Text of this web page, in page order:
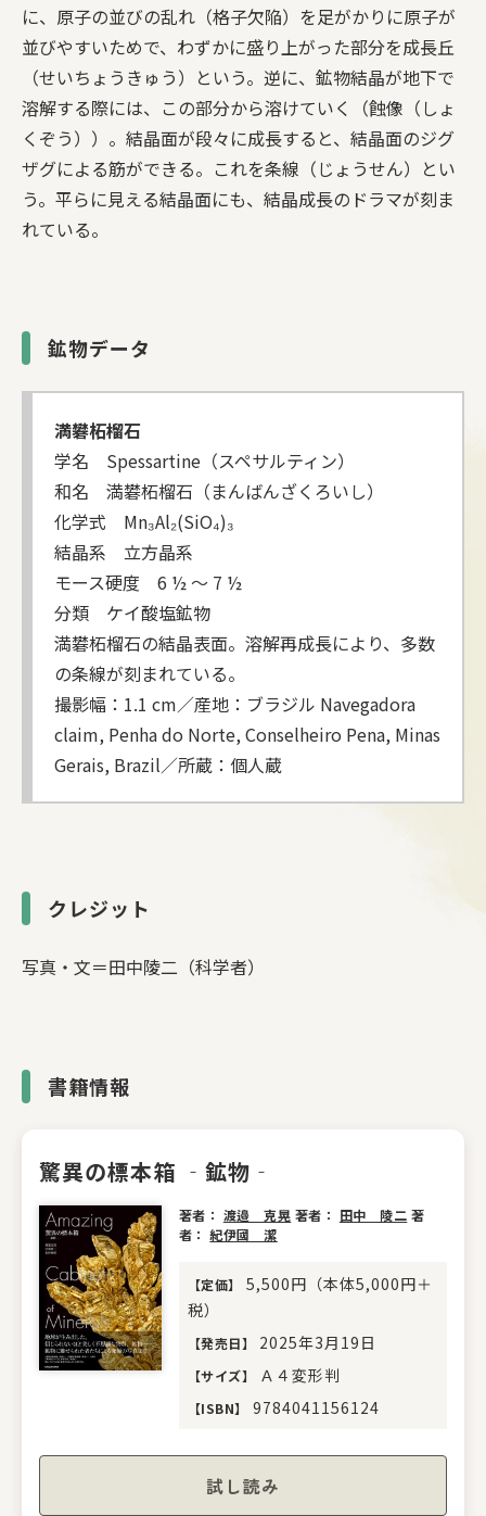
に、原子の並びの乱れ（格子欠陥）を足がかりに原子が
並びやすいためで、わずかに盛り上がった部分を成長丘
（せいちょうきゅう）という。逆に、鉱物結晶が地下で
溶解する際には、この部分から溶けていく（蝕像（しょ
くぞう））。結晶面が段々に成長すると、結晶面のジグ
ザグによる筋ができる。これを条線（じょうせん）とい
う。平らに見える結晶面にも、結晶成長のドラマが刻ま
れている。
鉱物データ
満礬柘榴石
学名 Spessartine（スペサルティン）
和名 満礬柘榴石（まんばんざくろいし）
化学式 Mn₃Al₂(SiO₄)₃
結晶系 立方晶系
モース硬度 6 ½ ～ 7 ½
分類 ケイ酸塩鉱物
満礬柘榴石の結晶表面。溶解再成長により、多数
の条線が刻まれている。
撮影幅：1.1 cm／産地：ブラジル Navegadora
claim, Penha do Norte, Conselheiro Pena, Minas
Gerais, Brazil／所蔵：個人蔵
クレジット
写真・文＝田中陵二（科学者）
書籍情報
驚異の標本箱 ‐鉱物‐
著者： 渡邉 克晃 著者： 田中 陵二 著
者：紀伊國 潔
【定価】
5,500円（本体5,000円＋
税）
【発売日】 2025年3月19日
【サイズ】 Ａ４変形判
【ISBN】 9784041156124
試し読み